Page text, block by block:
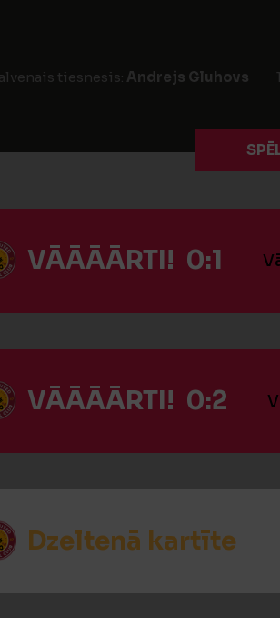
tiesnesis: Andrejs Gluhovs
VĀĀĀĀRTI! 0:1
VĀĀĀĀRTI! 0:2
Dzeltenā kartīte